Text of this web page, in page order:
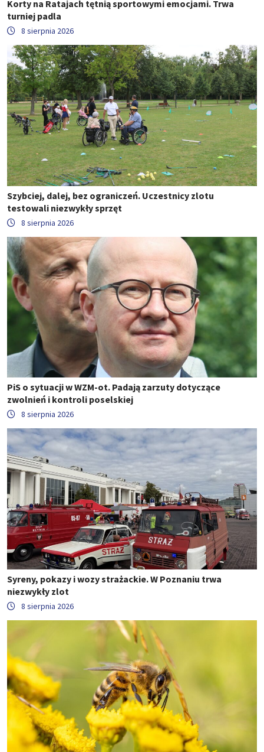
Korty na Ratajach tętnią sportowymi emocjami. Trwa
turniej padla
8 sierpnia 2026
Szybciej, dalej, bez ograniczeń. Uczestnicy zlotu
testowali niezwykły sprzęt
8 sierpnia 2026
PiS o sytuacji w WZM-ot. Padają zarzuty dotyczące
zwolnień i kontroli poselskiej
8 sierpnia 2026
Syreny, pokazy i wozy strażackie. W Poznaniu trwa
niezwykły zlot
8 sierpnia 2026